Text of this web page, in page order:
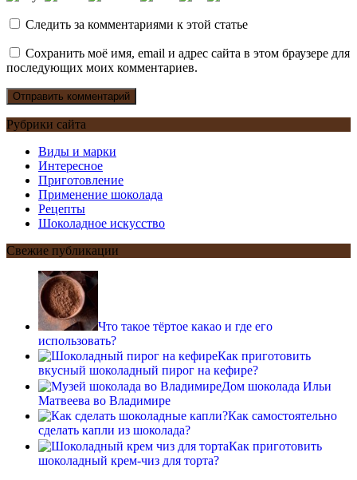
Следить за комментариями к этой статье
Сохранить моё имя, email и адрес сайта в этом браузере для
последующих моих комментариев.
Рубрики сайта
Виды и марки
Интересное
Приготовление
Применение шоколада
Рецепты
Шоколадное искусство
Свежие публикации
Что такое тёртое какао и где его
использовать?
Как приготовить
вкусный шоколадный пирог на кефире?
Дом шоколада Ильи
Матвеева во Владимире
Как самостоятельно
сделать капли из шоколада?
Как приготовить
шоколадный крем-чиз для торта?